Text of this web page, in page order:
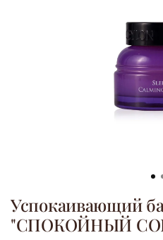
Успокаивающий
"СПОКОЙНЫЙ